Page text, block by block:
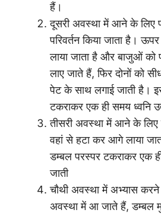
हैं।
दूसरी अवस्था में आने के लिए
परिवर्तन किया जाता है।
लाया जाता है और बाजुओं को
लाए जाते हैं, फिर दोनों को
पेट के साथ लगाई जाती है।
टकराकर एक ही समय ध्वनि
तीसरी अवस्था में आने के लिए
वहां से हटा कर आगे लाया
डम्बल परस्पर टकराकर एक
जाती
चौथी अवस्था में अभ्यास करने
अवस्था में आ जाते हैं, डम्बल